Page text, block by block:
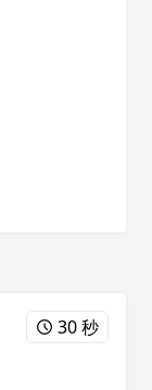
30 秒